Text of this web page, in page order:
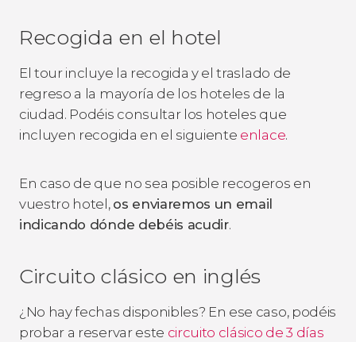
Recogida en el hotel
El tour incluye la recogida y el traslado de
regreso a la mayoría de los hoteles de la
ciudad. Podéis consultar los hoteles que
incluyen recogida en el siguiente enlace.
En caso de que no sea posible recogeros en
vuestro hotel, os enviaremos un email
indicando dónde debéis acudir.
Circuito clásico en inglés
¿No hay fechas disponibles? En ese caso, podéis
probar a reservar este circuito clásico de 3 días